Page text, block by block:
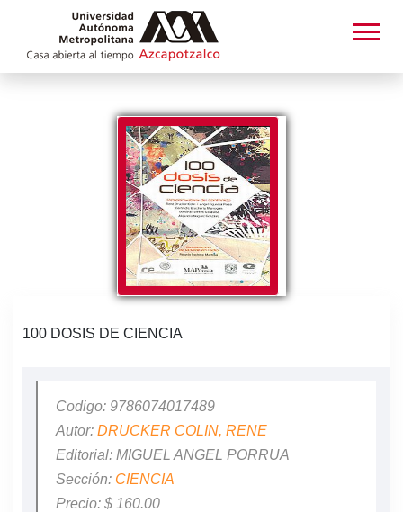
100 DOSIS DE CIENCIA
Codigo: 9786074017489
Autor: DRUCKER COLIN, RENE
Editorial: MIGUEL ANGEL PORRUA
Sección: CIENCIA
Precio: $ 160.00